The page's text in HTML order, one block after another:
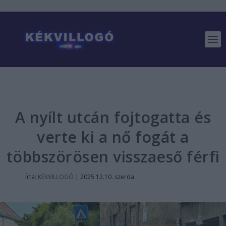
A nyílt utcán fojtogatta és
verte ki a nő fogát a
többszörösen visszaeső férfi
Írta: KÉKVILLOGÓ | 2025.12.10. szerda